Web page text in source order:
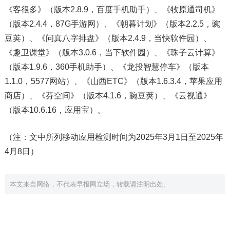
《客很多》（版本2.8.9，百度手机助手）、《牧原通司机》
（版本2.4.4，87G手游网）、《朝暮计划》（版本2.2.5，豌
豆荚）、《问真八字排盘》（版本2.4.9，当快软件园）、
《趣卫课堂》（版本3.0.6，当下软件园）、《珠子云计算》
（版本1.9.6，360手机助手）、《龙投智慧停车》（版本
1.1.0，5577网站）、《山西ETC》（版本1.6.3.4，苹果应用
商店）、《芬空间》（版本4.1.6，豌豆荚）、《云视通》
（版本10.6.16，应用宝）。
（注：文中所列移动应用检测时间为2025年3月1日至2025年
4月8日）
本文来自网络，不代表早报网立场，转载请注明出处。